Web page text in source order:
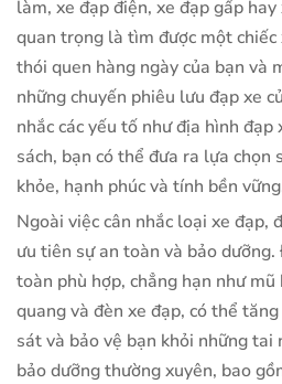
làm, xe đạp điện, xe đạp gấp
quan trọng là tìm được một chiếc
thói quen hàng ngày của bạn và
những chuyến phiêu lưu đạp xe
nhắc các yếu tố như địa hình
sách, bạn có thể đưa ra lựa chọn
khỏe, hạnh phúc và tính bền
Ngoài việc cân nhắc loại xe đạp,
ưu tiên sự an toàn và bảo
toàn phù hợp, chẳng hạn như
quang và đèn xe đạp, có thể
sát và bảo vệ bạn khỏi những
bảo dưỡng thường xuyên, bao